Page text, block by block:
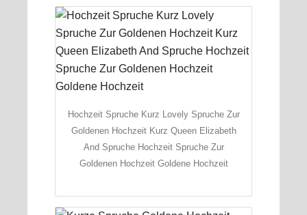
Hochzeit Spruche Kurz Lovely Spruche Zur
Goldenen Hochzeit Kurz Queen Elizabeth
And Spruche Hochzeit Spruche Zur
Goldenen Hochzeit Goldene Hochzeit